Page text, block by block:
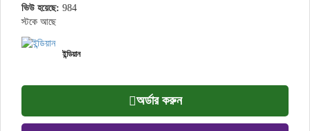
ভিউ হয়েছে: 984
স্টকে আছে
ইন্ডিয়ান
অর্ডার করুন